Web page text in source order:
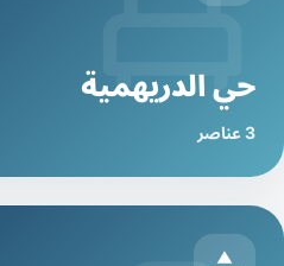
حي الدريهمية
3 عناصر